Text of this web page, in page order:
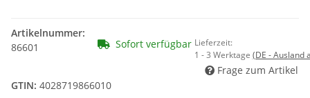
Artikelnummer:
86601
Sofort verfügbar Lieferzeit:
1 - 3 Werktage (DE - Ausland
Frage zum Artikel
GTIN: 4028719866010